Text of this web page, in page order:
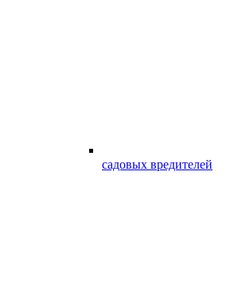
садовых вредителей